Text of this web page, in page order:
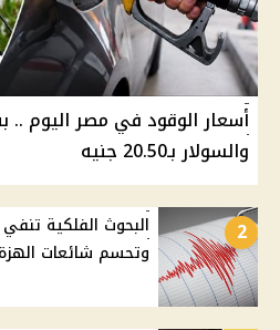
والسولار بـ20.50 جنيه
2
البحوث الفلكية
وتحسم شائعات